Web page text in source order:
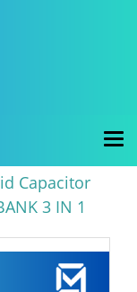
Capacitor
3 IN 1